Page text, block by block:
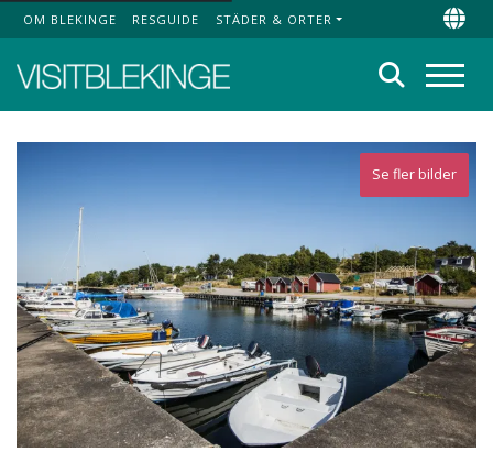
Top Menu
OM BLEKINGE RESGUIDE STÄDER & ORTER
Sök
Se fler bilder